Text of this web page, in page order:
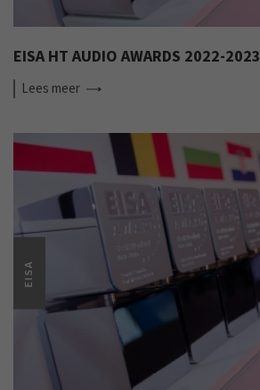
EISA HT AUDIO AWARDS 2022-2023
Lees meer
EISA